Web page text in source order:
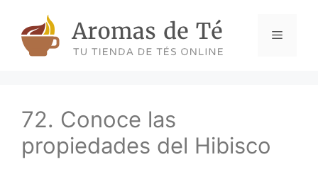
content
Menu
72. Conoce las
propiedades del Hibisco